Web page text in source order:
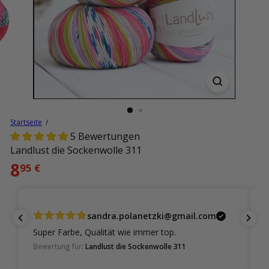
Startseite
5 Bewertungen
Landlust die Sockenwolle 311
Normaler
Preis
895 €
sandra.polanetzki@gmail.com
Super Farbe, Qualität wie immer top.
Bewertung für: Landlust die Sockenwolle 311